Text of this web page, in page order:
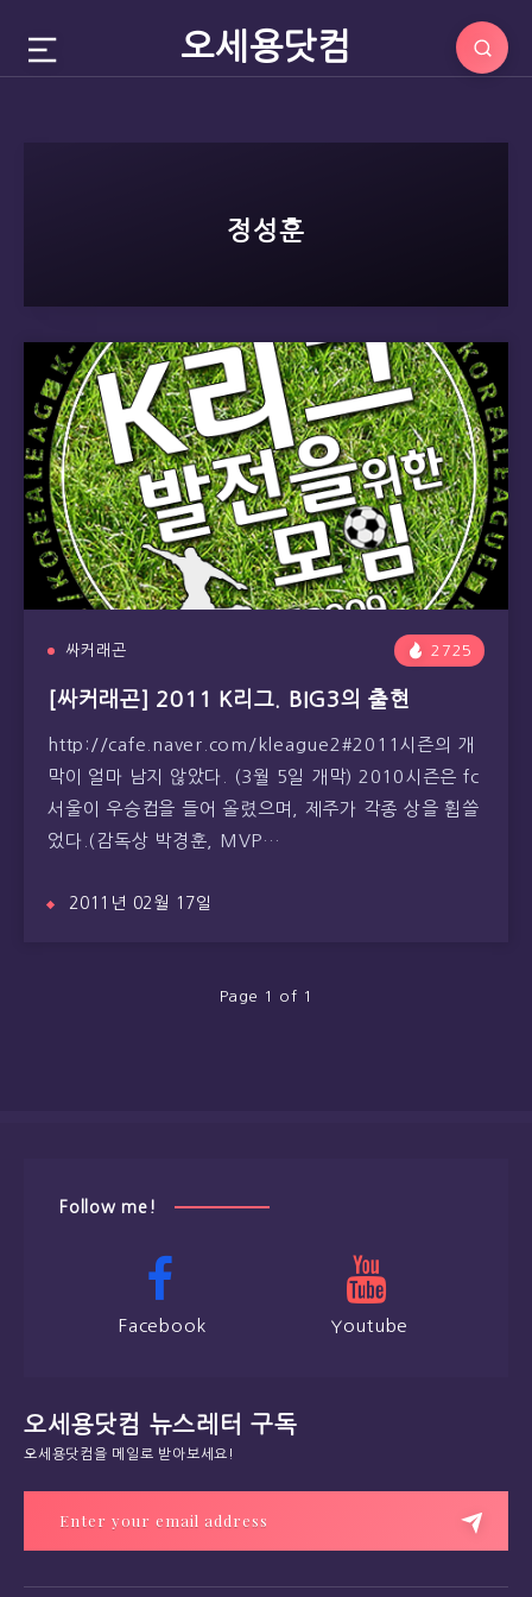
오세용닷컴
정성훈
싸커래곤 2725
[싸커래곤] 2011 K리그. BIG3의 출현
http://cafe.naver.com/kleague2#2011시즌의 개
막이 얼마 남지 않았다. (3월 5일 개막) 2010시즌은 fc
서울이 우승컵을 들어 올렸으며, 제주가 각종 상을 휩쓸
었다.(감독상 박경훈, MVP…
2011년 02월 17일
Page 1 of 1
Follow me!
Facebook Youtube
오세용닷컴 뉴스레터 구독
오세용닷컴을 메일로 받아보세요!